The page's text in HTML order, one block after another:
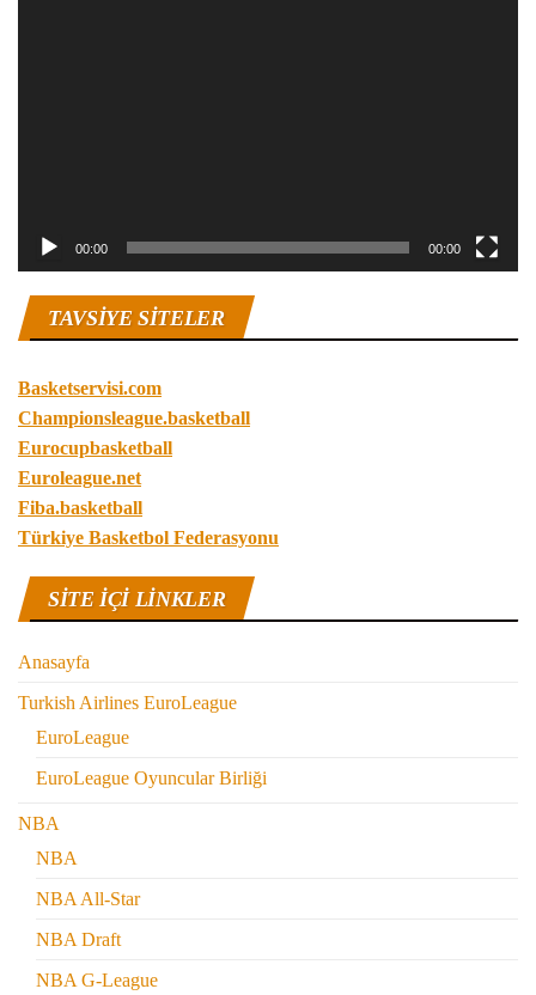
00:00 00:00
TAVSIYE SITELER
Basketservisi.com
Championsleague.basketball
Eurocupbasketball
Euroleague.net
Fiba.basketball
Türkiye Basketbol Federasyonu
SITE IÇI LINKLER
Anasayfa
Turkish Airlines EuroLeague
EuroLeague
EuroLeague Oyuncular Birliği
NBA
NBA
NBA All-Star
NBA Draft
NBA G-League